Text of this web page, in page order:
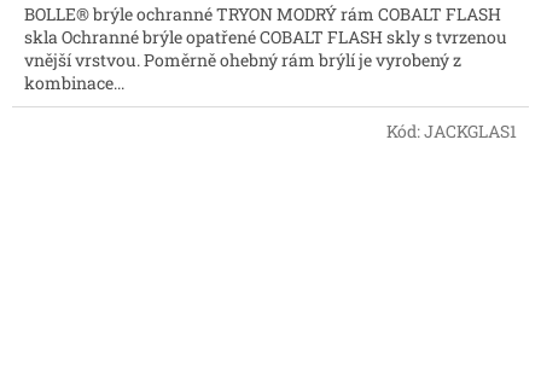
BOLLE® brýle ochranné TRYON MODRÝ rám COBALT FLASH
skla Ochranné brýle opatřené COBALT FLASH skly s tvrzenou
vnější vrstvou. Poměrně ohebný rám brýlí je vyrobený z
kombinace...
Kód:JACKGLAS1